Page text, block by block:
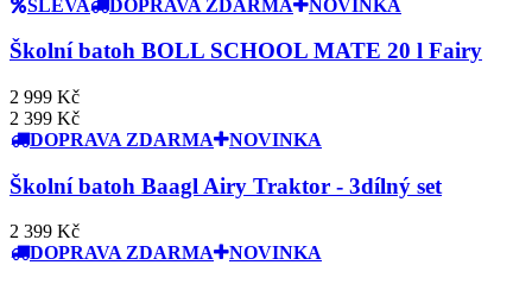
SLEVA
DOPRAVA ZDARMA NOVINKA
Školní batoh BOLL SCHOOL MATE 20 l Fairy
2 999 Kč
2 399 Kč
DOPRAVA ZDARMA
NOVINKA
Školní batoh Baagl Airy Traktor - 3dílný set
2 399 Kč
DOPRAVA ZDARMA
NOVINKA